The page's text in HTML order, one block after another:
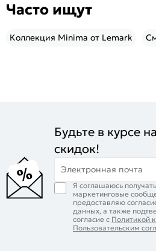
Часто ищут
Коллекция Minima от Lemark
Будьте в курсе
скидок!
Электронная почта
Я соглашаюсь
маркетинговые
предоставляю
данных, а также
согласие с Политикой
Пользовательским